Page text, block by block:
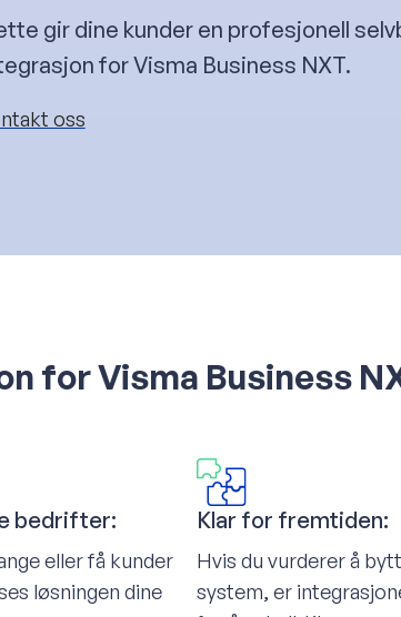
gir dine kunder en profesjonell
for Visma Business NXT.
oss
for Visma Business
bedrifter:
eller få kunder
løsningen dine
Klar for fremtiden:
Hvis du vurderer å
system, er